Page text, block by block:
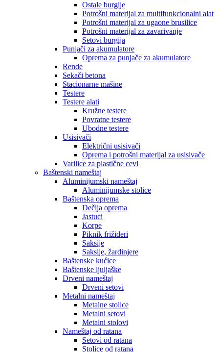
Ostale burgije
Potrošni materijal za multifunkcionalni alat
Potrošni materijal za ugaone brusilice
Potrošni materijal za zavarivanje
Setovi burgija
Punjači za akumulatore
Oprema za punjače za akumulatore
Rende
Sekači betona
Stacionarne mašine
Testere
Testere alati
Kružne testere
Povratne testere
Ubodne testere
Usisivači
Električni usisivači
Oprema i potrošni materijal za usisivače
Varilice za plastične cevi
Baštenski nameštaj
Aluminijumski nameštaj
Aluminijumske stolice
Baštenska oprema
Dečija oprema
Jastuci
Korpe
Piknik frižideri
Saksije
Saksije, žardinjere
Baštenske kućice
Baštenske ljuljaške
Drveni nameštaj
Drveni setovi
Metalni nameštaj
Metalne stolice
Metalni setovi
Metalni stolovi
Nameštaj od ratana
Setovi od ratana
Stolice od ratana